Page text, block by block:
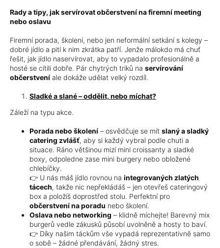
Rady a tipy, jak servírovat občerstvení na firemní meeting
nebo oslavu
Firemní porada, školení, nebo jen neformální setkání s kolegy –
dobré jídlo a pití k nim zkrátka patří. Jenže málokdo má chuť
řešit, jak jídlo naservírovat, aby to vypadalo profesionálně a
hosté se cítili dobře. Pár chytrých triků na servírování
občerstvení ale dokáže udělat velký rozdíl.
Sladké a slané – oddělit, nebo míchat?
Záleží na typu akce.
Porada nebo školení – osvědčuje se mít slaný a sladký
catering zvlášť, aby si každý vybral podle chuti a
situace. Ráno většinou mizí mini croissanty a sladké
boxy, odpoledne zase mini burgery nebo obložené
chlebíčky.
👉 U nás máš jídlo rovnou na integrovaných zlatých
tácech, takže nic nepřekládáš – jen otevřeš cateringový
box a položíš doprostřed stolu. Perfektní pro
občerstvení na poradu nebo školení.
Oslava nebo networking – klidně míchejte! Barevný mix
burgerů vedle zákusků působí uvolněně a hosty to baví.
👉 Díky našim táckům vše vypadá reprezentativně samo
o sobě – žádné přendávání, žádný stres.